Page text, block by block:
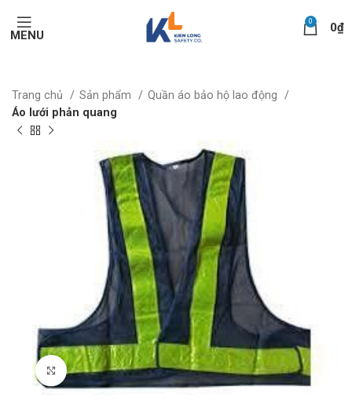
MENU
0 0₫
Trang chủ Sản phẩm
Quần áo bảo hộ lao động
Áo lưới phản quang
Click to enlarge